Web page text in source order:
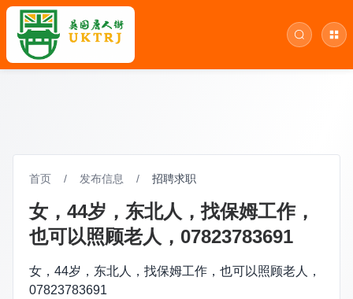
首页 / 发布信息 / 招聘求职
女，44岁，东北人，找保姆工作，
也可以照顾老人，07823783691
女，44岁，东北人，找保姆工作，也可以照顾老人，
07823783691